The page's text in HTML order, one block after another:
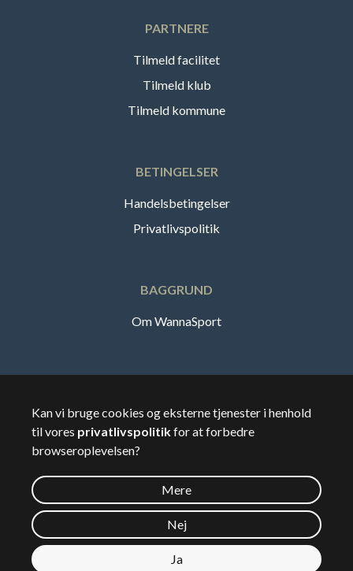
PARTNERE
Tilmeld facilitet
Tilmeld klub
Tilmeld kommune
BETINGELSER
Handelsbetingelser
Privatlivspolitik
BAGGRUND
Om WannaSport
🇸🇪Sverige
©2026Wannasport.dk
Privatdata
Kan vi bruge cookies og eksterne tjenester i henhold
til vores privatlivspolitikfor at forbedre
browseroplevelsen?
Mere
Nej
Ja